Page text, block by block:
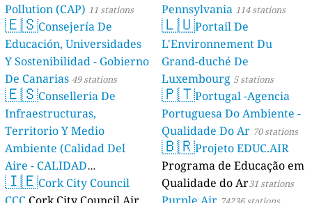
Pollution (CAP) 11 stations
🇪🇸Consejería De
Educación, Universidades
Y Sostenibilidad - Gobierno
De Canarias 49 stations
🇪🇸Conselleria De
Infraestructuras,
Territorio Y Medio
Ambiente (Calidad Del
Aire - CALIDAD
AMBIENTAL) 23 stations
🇮🇪Cork City Council
Pennsylvania 114 stations
🇱🇺Portail De
L'Environnement Du
Grand-duché De
Luxembourg 5 stations
🇵🇹Portugal -Agencia
Portuguesa Do Ambiente -
Qualidade Do Ar 70 stations
🇧🇷Projeto EDUC.AIR
Programa de Educação em
Qualidade do Ar31 stations